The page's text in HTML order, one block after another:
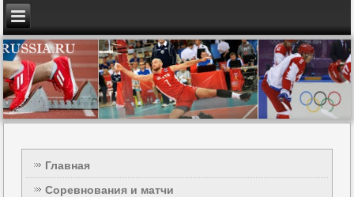
Главная
Соревнования и матчи